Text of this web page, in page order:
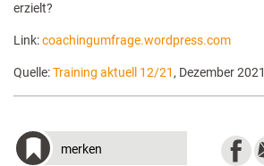
erzielt?
Link:coachingumfrage.wordpress.com
Quelle:Training aktuell 12/21 , Dezember 2021
merken